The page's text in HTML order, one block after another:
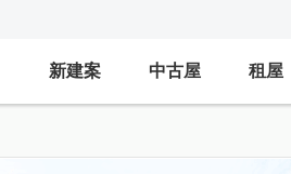
新建案 中古屋 租屋